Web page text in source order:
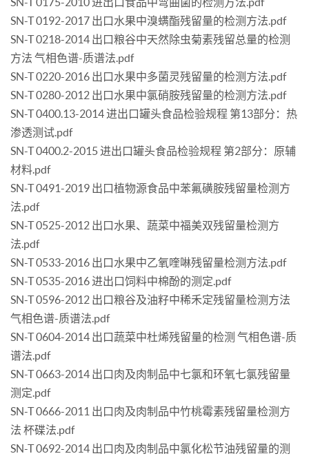
SN-T 0192-2017 出口水果中溴螨酯残留量的检测方法.pdf
SN-T 0218-2014 出口粮谷中天然除虫菊素残留总量的检测
方法 气相色谱-质谱法.pdf
SN-T 0220-2016 出口水果中多菌灵残留量的检测方法.pdf
SN-T 0280-2012 出口水果中氯硝胺残留量的检测方法.pdf
SN-T 0400.13-2014 进出口罐头食品检验规程 第13部分：热
渗透测试.pdf
SN-T 0400.2-2015 进出口罐头食品检验规程 第2部分：原辅
材料.pdf
SN-T 0491-2019 出口植物源食品中苯氟磺胺残留量检测方
法.pdf
SN-T 0525-2012 出口水果、蔬菜中福美双残留量检测方
法.pdf
SN-T 0533-2016 出口水果中乙氧喹啉残留量检测方法.pdf
SN-T 0535-2016 进出口饲料中棉酚的测定.pdf
SN-T 0596-2012 出口粮谷及油籽中稀禾定残留量检测方法
气相色谱-质谱法.pdf
SN-T 0604-2014 出口蔬菜中杜烯残留量的检测 气相色谱-质
谱法.pdf
SN-T 0663-2014 出口肉及肉制品中七氯和环氧七氯残留量
测定.pdf
SN-T 0666-2011 出口肉及肉制品中竹桃霉素残留量检测方
法 杯碟法.pdf
SN-T 0692-2014 出口肉及肉制品中氯化松节油残留量的测